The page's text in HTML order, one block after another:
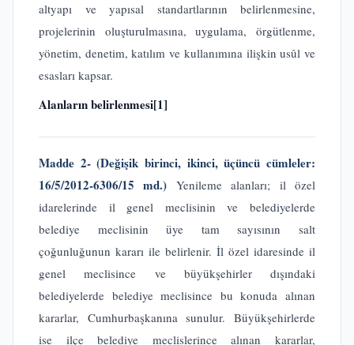
altyapı ve yapısal standartlarının belirlenmesine,
projelerinin oluşturulmasına, uygulama, örgütlenme,
yönetim, denetim, katılım ve kullanımına ilişkin usûl ve
esasları kapsar.
Alanların belirlenmesi[1]
Madde 2- (Değişik birinci, ikinci, üçüncü cümleler:
16/5/2012-6306/15 md.) Yenileme alanları; il özel
idarelerinde il genel meclisinin ve belediyelerde
belediye meclisinin üye tam sayısının salt
çoğunluğunun kararı ile belirlenir. İl özel idaresinde il
genel meclisince ve büyükşehirler dışındaki
belediyelerde belediye meclisince bu konuda alınan
kararlar, Cumhurbaşkanına sunulur. Büyükşehirlerde
ise ilçe belediye meclislerince alınan kararlar,